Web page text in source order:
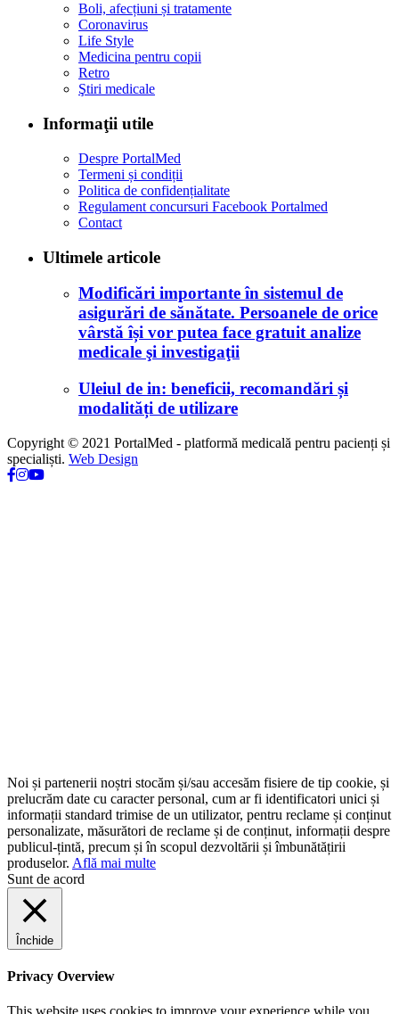
Boli, afecțiuni și tratamente
Coronavirus
Life Style
Medicina pentru copii
Retro
Ştiri medicale
Informaţii utile
Despre PortalMed
Termeni și condiții
Politica de confidențialitate
Regulament concursuri Facebook Portalmed
Contact
Ultimele articole
Modificări importante în sistemul de
asigurări de sănătate. Persoanele de orice
vârstă își vor putea face gratuit analize
medicale şi investigaţii
Uleiul de in: beneficii, recomandări și
modalități de utilizare
Copyright © 2021 PortalMed - platformă medicală pentru pacienți și
specialiști. Web Design
Noi și partenerii noștri stocăm și/sau accesăm fisiere de tip cookie, și
prelucrăm date cu caracter personal, cum ar fi identificatori unici și
informații standard trimise de un utilizator, pentru reclame și conținut
personalizate, măsurători de reclame și de conținut, informații despre
publicul-țintă, precum și în scopul dezvoltării și îmbunătățirii
produselor. Află mai multe
Sunt de acord
Închide
Privacy Overview